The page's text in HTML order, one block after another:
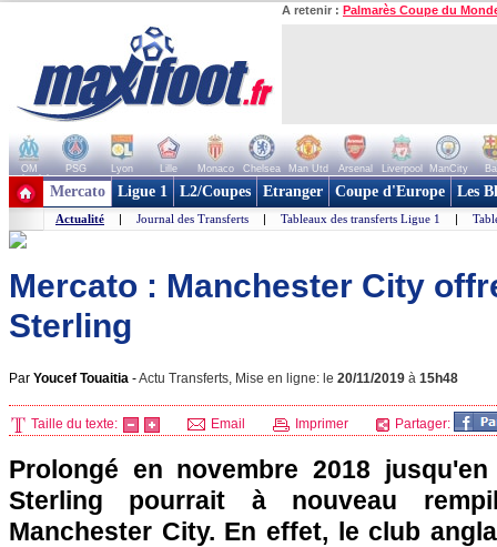
A retenir : Palmarès Coupe du
OM PSG Lyon Lille Monaco Chelsea Man Utd Arsenal Liverpool ManCity
+ de clubs
Mercato Ligue 1 L2/Coupes Etranger Coupe d'Europe Les
Actualité | Journal des Transferts | Tableaux des transferts Ligue 1 |
Mercato : Manchester City
Sterling
Par Youcef Touaitia -Actu Transferts, Mise en ligne: le 20/11/2019 à 15h48
Taille du texte: Email Imprimer Partager:
Prolongé en novembre 2018
Sterling pourrait à nouveau
Manchester City. En effet, le club